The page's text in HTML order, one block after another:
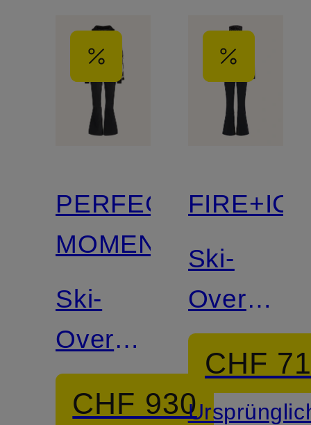
PERFECT
MOMENT
Ski-
Overall
HELEN
CHF 930
FIRE+ICE
Ski-
Overall
ZEA
CHF